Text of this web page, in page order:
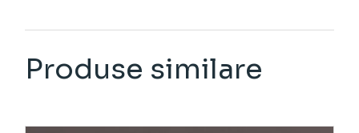
Produse similare